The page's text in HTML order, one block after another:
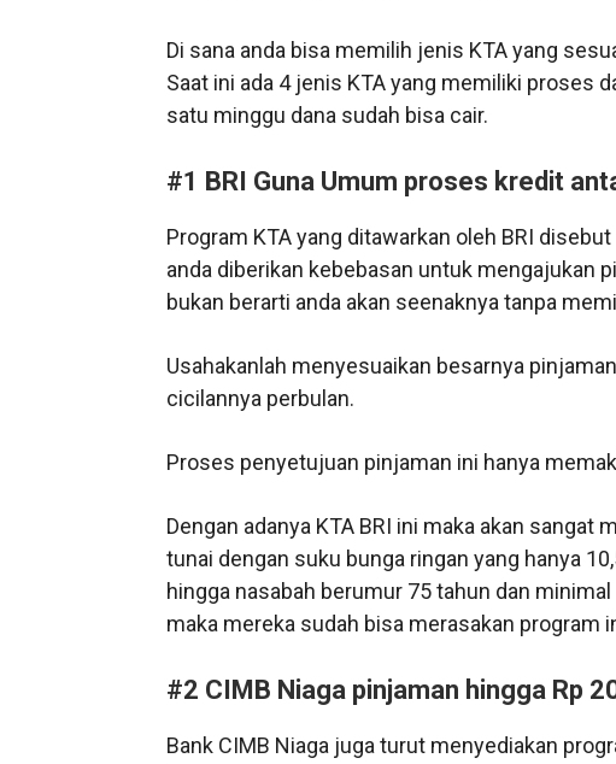
Di sana anda bisa memilih jenis KTA yang
Saat ini ada 4 jenis KTA yang memiliki proses
satu minggu dana sudah bisa cair.
#1 BRI Guna Umum proses kredit
Program KTA yang ditawarkan oleh BRI
anda diberikan kebebasan untuk mengajukan
bukan berarti anda akan seenaknya tanpa
Usahakanlah menyesuaikan besarnya
cicilannya perbulan.
Proses penyetujuan pinjaman ini hanya
Dengan adanya KTA BRI ini maka akan
tunai dengan suku bunga ringan yang hanya
hingga nasabah berumur 75 tahun dan
maka mereka sudah bisa merasakan program
#2 CIMB Niaga pinjaman hingga Rp
Bank CIMB Niaga juga turut menyediakan